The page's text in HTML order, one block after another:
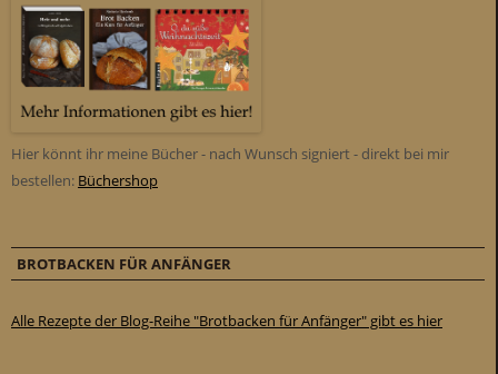
Hier könnt ihr meine Bücher - nach Wunsch signiert - direkt bei mir
bestellen: Büchershop
BROTBACKEN FÜR ANFÄNGER
Alle Rezepte der Blog-Reihe "Brotbacken für Anfänger" gibt es hier